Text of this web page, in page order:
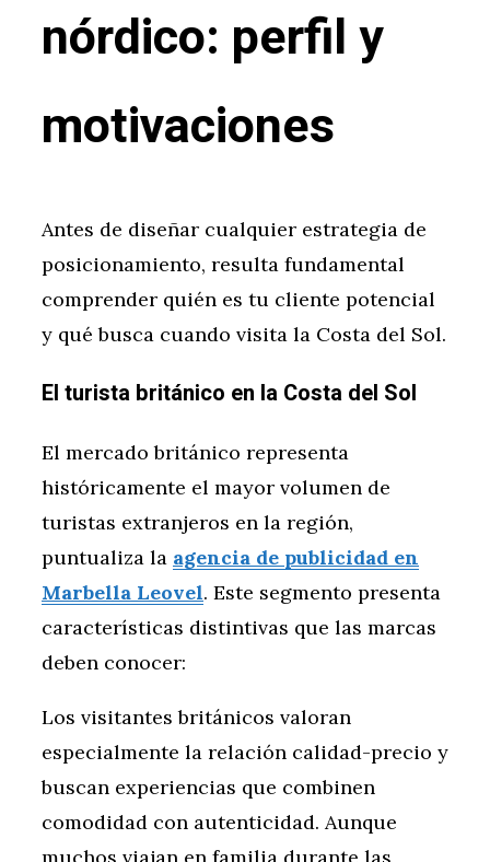
nórdico: perfil y
motivaciones
Antes de diseñar cualquier estrategia de
posicionamiento, resulta fundamental
comprender quién es tu cliente potencial
y qué busca cuando visita la Costa del Sol.
El turista británico en la Costa del Sol
El mercado británico representa
históricamente el mayor volumen de
turistas extranjeros en la región,
puntualiza la agencia de publicidad en
Marbella Leovel. Este segmento presenta
características distintivas que las marcas
deben conocer:
Los visitantes británicos valoran
especialmente la relación calidad-precio y
buscan experiencias que combinen
comodidad con autenticidad. Aunque